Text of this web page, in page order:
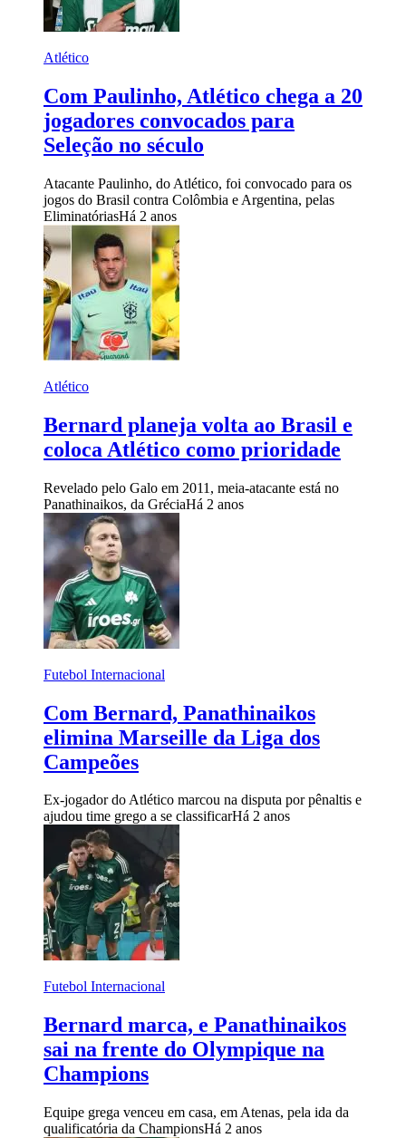
Atlético
Com Paulinho, Atlético chega a 20
jogadores convocados para
Seleção no século
Atacante Paulinho, do Atlético, foi convocado para os
jogos do Brasil contra Colômbia e Argentina, pelas
EliminatóriasHá 2 anos
Atlético
Bernard planeja volta ao Brasil e
coloca Atlético como prioridade
Revelado pelo Galo em 2011, meia-atacante está no
Panathinaikos, da GréciaHá 2 anos
Futebol Internacional
Com Bernard, Panathinaikos
elimina Marseille da Liga dos
Campeões
Ex-jogador do Atlético marcou na disputa por pênaltis e
ajudou time grego a se classificarHá 2 anos
Futebol Internacional
Bernard marca, e Panathinaikos
sai na frente do Olympique na
Champions
Equipe grega venceu em casa, em Atenas, pela ida da
qualificatória da ChampionsHá 2 anos